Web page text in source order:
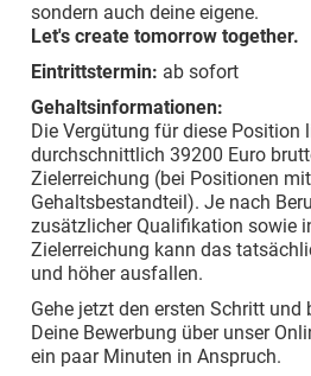
sondern auch deine eigene.
Let's create tomorrow together.
Eintrittstermin: ab sofort
Gehaltsinformationen:
Die Vergütung für diese Position
durchschnittlich 39200 Euro
Zielerreichung (bei Positionen
Gehaltsbestandteil). Je nach
zusätzlicher Qualifikation sowie
Zielerreichung kann das
und höher ausfallen.
Gehe jetzt den ersten Schritt und
Deine Bewerbung über unser
ein paar Minuten in Anspruch.